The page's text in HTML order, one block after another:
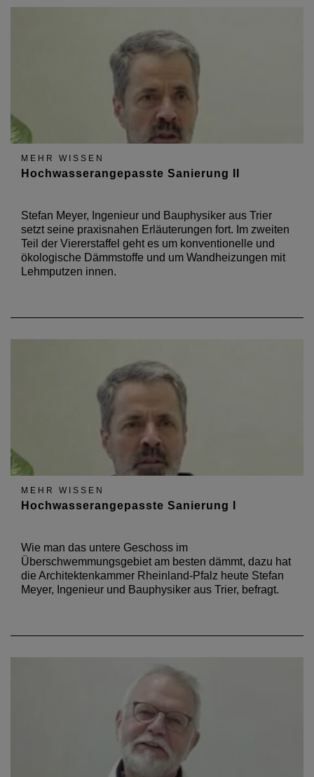
MEHR WISSEN
Hochwasserangepasste Sanierung II
Stefan Meyer, Ingenieur und Bauphysiker aus Trier
setzt seine praxisnahen Erläuterungen fort. Im zweiten
Teil der Viererstaffel geht es um konventionelle und
ökologische Dämmstoffe und um Wandheizungen mit
Lehmputzen innen.
MEHR WISSEN
Hochwasserangepasste Sanierung I
Wie man das untere Geschoss im
Überschwemmungsgebiet am besten dämmt, dazu hat
die Architektenkammer Rheinland-Pfalz heute Stefan
Meyer, Ingenieur und Bauphysiker aus Trier, befragt.